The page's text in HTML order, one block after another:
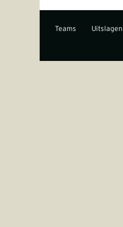
Teams Uitslagen